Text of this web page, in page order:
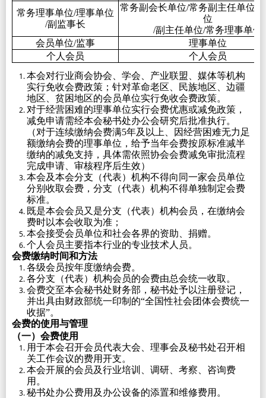
常务理事单位/理事单位
/副监事长
常务副会长单位/常务副主任单位/
位
/副主任单位/常务理事单位
会员单位/监事
理事单位
个人会员
个人会员
本会对行业商会协会、学会、产业联盟、媒体等机构
实行免收会费政策；针对革命老区、民族地区、边疆
地区、贫困地区的会员单位实行免收会费政策。
对于经营困难的理事单位实行会费优惠或减免政策，
减免申请需经本会秘书处办公会研究后批准执行。
（对于连续缴纳会费满5年及以上、因经营困难无力足
额缴纳会费的理事单位，给予当年会费按原标准减半
缴纳的减免支持，具体需依照协会会费减免审批流程
完成申请、审核程序后生效）
本会及本会分支（代表）机构不得向同一家会员单位
分别收取会费，分支（代表）机构不得单独制定会费
标准。
既是本会会员又是分支（代表）机构会员，在缴纳会
费时以本会收取为准；
本会接受会员单位和社会各界的资助、捐赠。
个人会员主要指本行业的专业技术人员。
会费缴纳时间和方法
各级会员按年度缴纳会费。
各分支（代表）机构会员的会费由总会统一收取。
会费交至本会秘书处财务部，秘书处予以注册登记，
并出具由财政部统一印制的“全国性社会团体会费统一
收据”。
会费的使用与管理
（一） 会费使用
用于本会召开会员代表大会、理事会及秘书处召开相
关工作会议的费用开支。
本会开展的会员及行业培训、调研、考察、咨询费
用。
秘书处办公费用及办公设备的添置和维修费用。